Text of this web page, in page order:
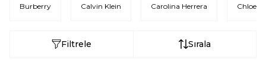
Burberry Calvin Klein Carolina Herrera Chloe
Filtrele Sırala